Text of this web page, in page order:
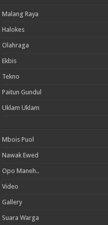
Malang Raya
Halokes
Olahraga
Ekbis
Tekno
Paitun Gundul
Uklam Uklam
Mbois Puol
Nawak Ewed
Opo Maneh..
Video
Gallery
Suara Warga